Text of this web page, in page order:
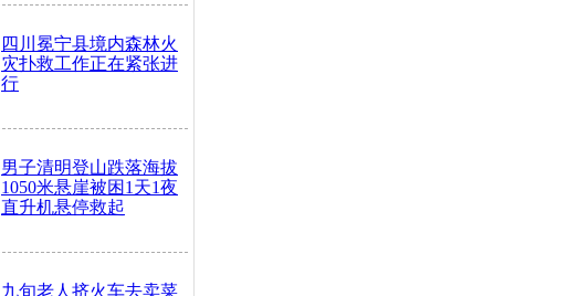
四川冕宁县境内森林火
灾扑救工作正在紧张进
行
男子清明登山跌落海拔
1050米悬崖被困1天1夜
直升机悬停救起
九旬老人挤火车去卖菜